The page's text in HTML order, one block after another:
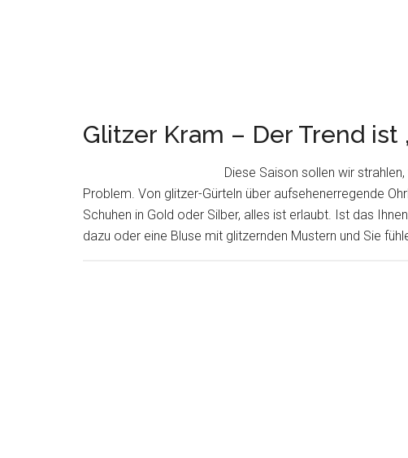
Glitzer Kram – Der Trend ist
Diese Saison sollen wir
Problem. Von glitzer-Gürteln über aufsehenerregende
Schuhen in Gold oder Silber, alles ist erlaubt. Ist das
dazu oder eine Bluse mit glitzernden Mustern und Sie